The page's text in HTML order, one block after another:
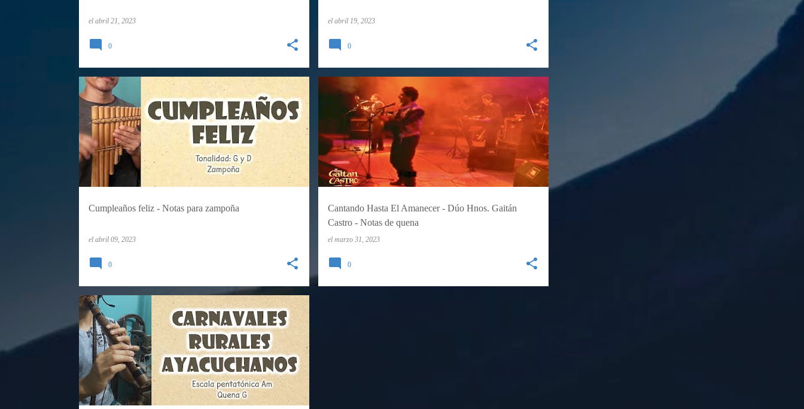
el abril 21, 2023
0
el abril 19, 2023
0
Cumpleaños feliz - Notas para zampoña
el abril 09, 2023
TUTORIALES ZAMPOÑA
0
Cantando Hasta El Amanecer - Dúo Hnos. Gaitán
Castro - Notas de quena
el marzo 31, 2023
QUENA
0
CARNAVALES QUENA TUTORIALES